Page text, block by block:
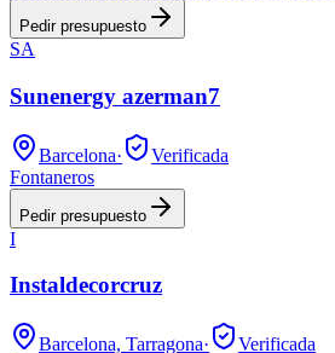
Pedir presupuesto
SA
Sunenergy azerman7
Barcelona·
Verificada
Fontaneros
Pedir presupuesto
I
Instaldecorcruz
Barcelona, Tarragona·
Verificada